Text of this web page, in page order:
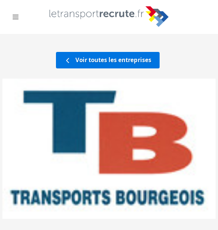
Voir toutes les entreprises